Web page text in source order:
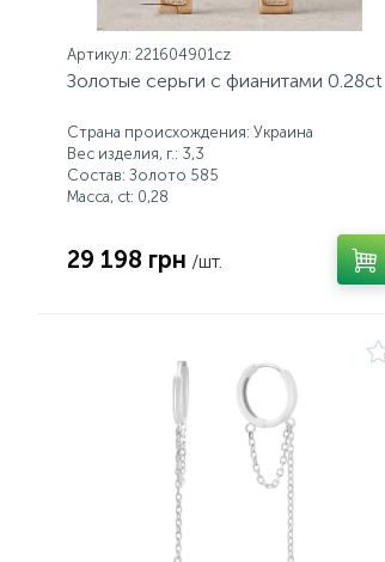
Артикул: 221604901cz
Золотые серьги с фианитами 0.28ct
Страна происхождения: Украина
Вес изделия, г.: 3,3
Состав: Золото 585
Масса, ct: 0,28
29 198 грн /шт.